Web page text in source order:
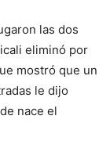
las dos
eliminó por
mostró que un
le dijo
nace el